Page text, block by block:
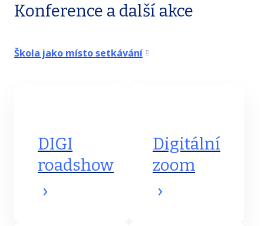
Konference a další akce
Škola jako místo setkávání
DIGI
roadshow
Digitální
zoom